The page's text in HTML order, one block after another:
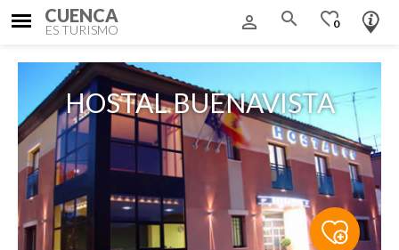
CUENCA
ES TURISMO person_outline search favorite_border
0
HOSTAL BUENAVISTA